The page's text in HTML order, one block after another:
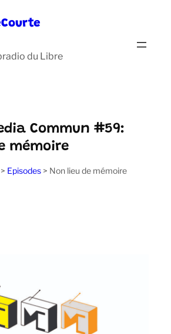
du Libre
Commun #59:
mémoire
Episodes> Non lieu de mémoire